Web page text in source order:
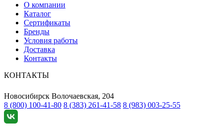
О компании
Каталог
Сертификаты
Бренды
Условия работы
Доставка
Контакты
КОНТАКТЫ
Новосибирск Волочаевская, 204
8 (800) 100-41-80 8 (383) 261-41-58 8 (983) 003-25-55